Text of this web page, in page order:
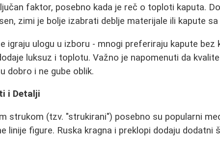
faktor, posebno kada je reč o toploti kaputa.
zimi je bolje izabrati deblje materijale ili kapute
igraju ulogu u izboru - mnogi preferiraju kapute bez
luksuz i toplotu. Važno je napomenuti da
dobro i ne gube oblik.
i Detalji
strukom (tzv. "strukirani") posebno su popularni
linije figure. Ruska kragna i preklopi dodaju dodatni